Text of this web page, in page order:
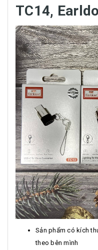
TC14,
Sản phẩm có kích
theo bên mình